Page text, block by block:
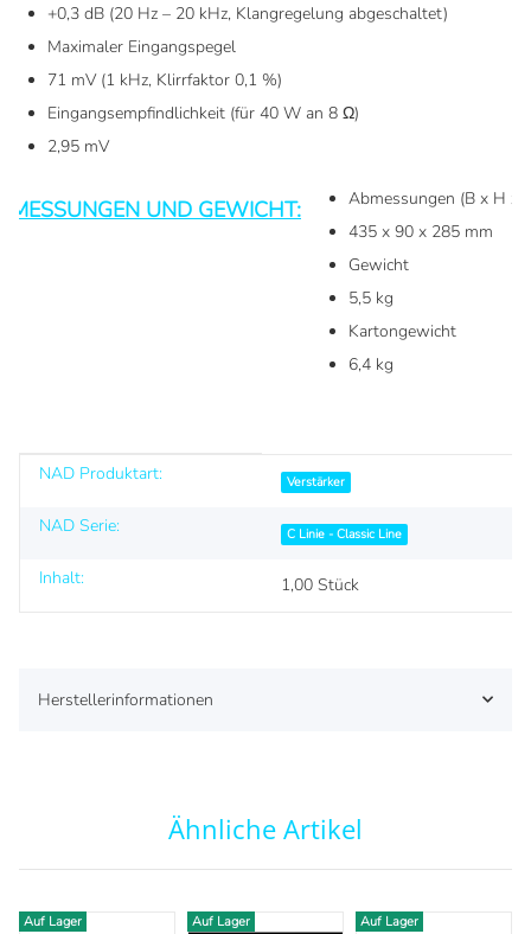
+0,3 dB (20 Hz – 20 kHz, Klangregelung abgeschaltet)
Maximaler Eingangspegel
71 mV (1 kHz, Klirrfaktor 0,1 %)
Eingangsempfindlichkeit (für 40 W an 8 Ω)
2,95 mV
UND GEWICHT:
Abmessungen (B x H x
435 x 90 x 285 mm
Gewicht
5,5 kg
Kartongewicht
6,4 kg
Produkteigenschaft
Wert
NAD Produktart: Verstärker
NAD Serie: C Linie - Classic Line
Inhalt: 1,00 Stück
Herstellerinformationen
Ähnliche Artikel
Auf Lager Auf Lager Auf Lager